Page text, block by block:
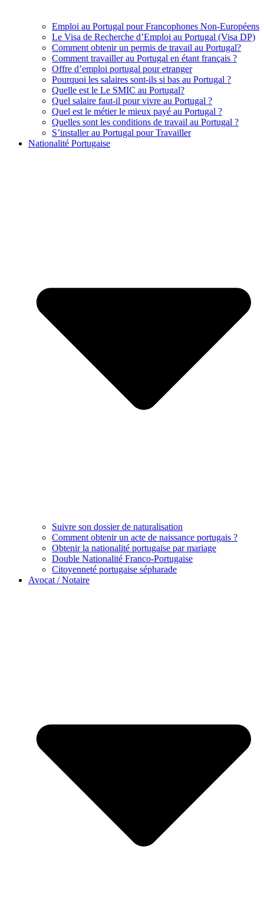
Emploi au Portugal pour Francophones Non-Européens
Le Visa de Recherche d’Emploi au Portugal (Visa DP)
Comment obtenir un permis de travail au Portugal?
Comment travailler au Portugal en étant français ?
Offre d’emploi portugal pour etranger
Pourquoi les salaires sont-ils si bas au Portugal ?
Quelle est le Le SMIC au Portugal?
Quel salaire faut-il pour vivre au Portugal ?
Quel est le métier le mieux payé au Portugal ?
Quelles sont les conditions de travail au Portugal ?
S’installer au Portugal pour Travailler
Nationalité Portugaise
Suivre son dossier de naturalisation
Comment obtenir un acte de naissance portugais ?
Obtenir la nationalité portugaise par mariage
Double Nationalité Franco-Portugaise
Citoyenneté portugaise sépharade
Avocat / Notaire